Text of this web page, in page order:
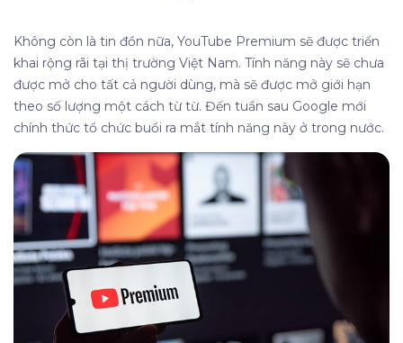
Không còn là tin đồn nữa, YouTube Premium sẽ được triển
khai rộng rãi tại thị trường Việt Nam. Tính năng này sẽ chưa
được mở cho tất cả người dùng, mà sẽ được mở giới hạn
theo số lượng một cách từ từ. Đến tuần sau Google mới
chính thức tổ chức buổi ra mắt tính năng này ở trong nước.